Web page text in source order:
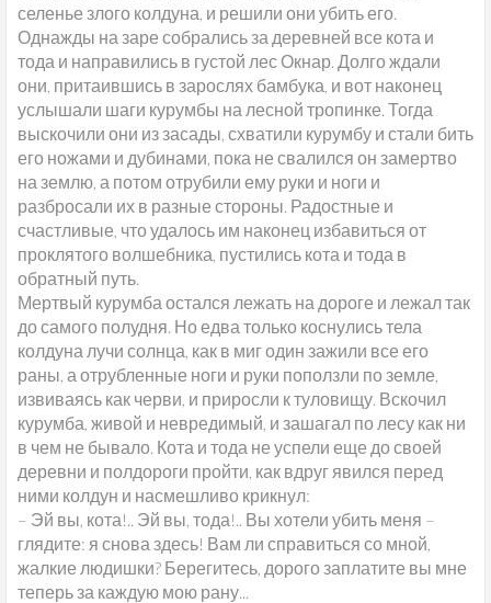
селенье злого колдуна, и решили они убить его.
Однажды на заре собрались за деревней все кота и
тода и направились в густой лес Окнар. Долго ждали
они, притаившись в зарослях бамбука, и вот наконец
услышали шаги курумбы на лесной тропинке. Тогда
выскочили они из засады, схватили курумбу и стали бить
его ножами и дубинами, пока не свалился он замертво
на землю, а потом отрубили ему руки и ноги и
разбросали их в разные стороны. Радостные и
счастливые, что удалось им наконец избавиться от
проклятого волшебника, пустились кота и тода в
обратный путь.
Мертвый курумба остался лежать на дороге и лежал так
до самого полудня. Но едва только коснулись тела
колдуна лучи солнца, как в миг один зажили все его
раны, а отрубленные ноги и руки поползли по земле,
извиваясь как черви, и приросли к туловищу. Вскочил
курумба, живой и невредимый, и зашагал по лесу как ни
в чем не бывало. Кота и тода не успели еще до своей
деревни и полдороги пройти, как вдруг явился перед
ними колдун и насмешливо крикнул:
– Эй вы, кота!.. Эй вы, тода!.. Вы хотели убить меня –
глядите: я снова здесь! Вам ли справиться со мной,
жалкие людишки? Берегитесь, дорого заплатите вы мне
теперь за каждую мою рану...